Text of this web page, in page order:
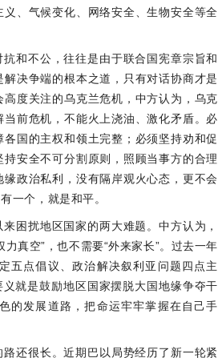
、气候变化、网络安全、生物安全等全
和不公，往往是由于联合国宪章宗旨和
决争端的根本之道，只有对话协商才是
度关注的乌克兰危机，中方认为，乌克
前危机，不能火上浇油、激化矛盾。必
国的主权和领土完整；必须坚持劝和促
安全不可分割原则，照顾当事方的合理
政治私利，没有隔岸观火心态，更不会
一个，就是和平。
困扰地区国家的两大难题。中方认为，
真空”，也不需要“外来家长”。过去一年
五点倡议、政治解决叙利亚问题四点主
就是鼓励地区国家摆脱大国地缘争夺干
的发展道路，把命运牢牢掌握在自己手
还很长。近期巴以局势经历了新一轮紧